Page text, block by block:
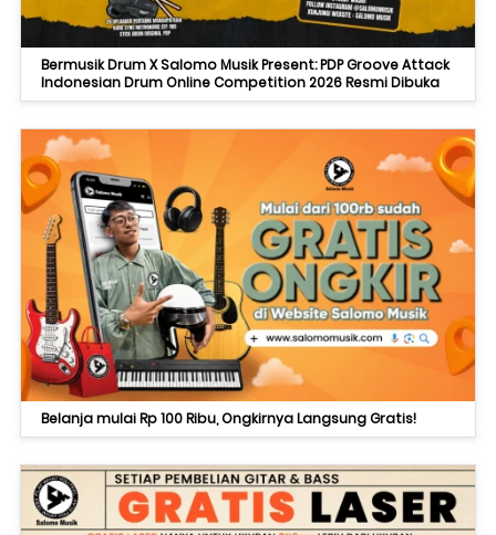
Bermusik Drum X Salomo Musik Present: PDP Groove Attack
Indonesian Drum Online Competition 2026 Resmi Dibuka
Belanja mulai Rp 100 Ribu, Ongkirnya Langsung Gratis!